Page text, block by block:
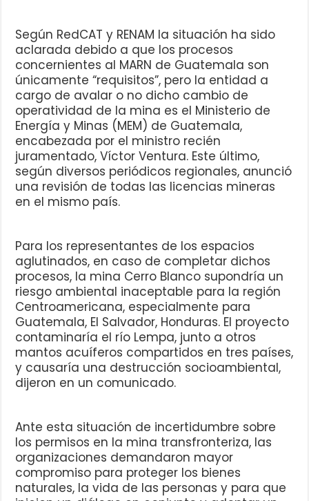
Según RedCAT y RENAM la situación ha sido
aclarada debido a que los procesos
concernientes al MARN de Guatemala son
únicamente “requisitos”, pero la entidad a
cargo de avalar o no dicho cambio de
operatividad de la mina es el Ministerio de
Energía y Minas (MEM) de Guatemala,
encabezada por el ministro recién
juramentado, Víctor Ventura. Este último,
según diversos periódicos regionales, anunció
una revisión de todas las licencias mineras
en el mismo país.
Para los representantes de los espacios
aglutinados, en caso de completar dichos
procesos, la mina Cerro Blanco supondría un
riesgo ambiental inaceptable para la región
Centroamericana, especialmente para
Guatemala, El Salvador, Honduras. El proyecto
contaminaría el río Lempa, junto a otros
mantos acuíferos compartidos en tres países,
y causaría una destrucción socioambiental,
dijeron en un comunicado.
Ante esta situación de incertidumbre sobre
los permisos en la mina transfronteriza, las
organizaciones demandaron mayor
compromiso para proteger los bienes
naturales, la vida de las personas y para que